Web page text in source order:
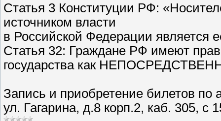
Статья 3 Конституции РФ:
источником власти
в Российской Федерации является
Статья 32: Граждане РФ имеют
государства как
Запись и приобретение билетов по
ул. Гагарина, д.8 корп.2, каб. 305, с